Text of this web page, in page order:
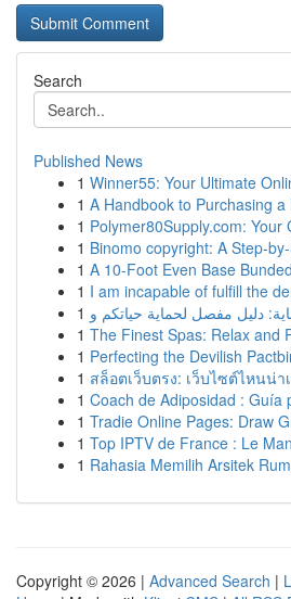
Search
Published News
1 Winner55: Your Ultimate
1 A Handbook to Purchasing
1 Polymer80Supply.com:
1 Binomo copyright: A Step-
1 A 10-Foot Even Base
1 I am incapable of fulfill the
1
1 The Finest Spas: Relax and
1 Perfecting the Devilish
1 สล็อตเว็บตรง: เว็บไซต์ไหนน่
1 Coach de Adiposidad : Guía
1 Tradie Online Pages: Draw
1 Top IPTV de France : Le
1 Rahasia Memilih Arsitek
Copyright © 2026 | Advanced Search |